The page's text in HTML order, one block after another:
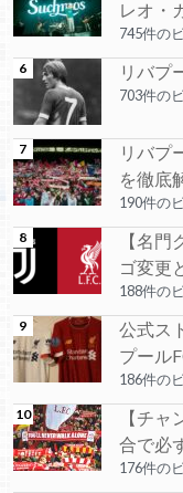
レオ・
745件の
リバプ
703件の
リバプ
を徹底
190件の
【名
ゴ変更
188件の
公式ス
プール
186件の
【チ
合で必
176件の